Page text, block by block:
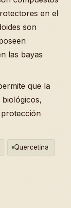
en el
son
las bayas
que la
biológicos,
Quercetina